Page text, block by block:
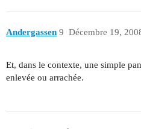
Andergassen Décembre 19,
9
Et, dans le contexte, une simple
enlevée ou arrachée.